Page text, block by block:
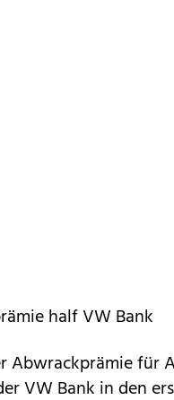
half VW Bank
Abwrackprämie für
VW Bank in den